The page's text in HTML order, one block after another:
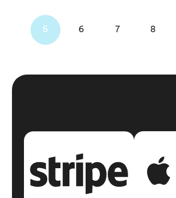
5 6 7 8